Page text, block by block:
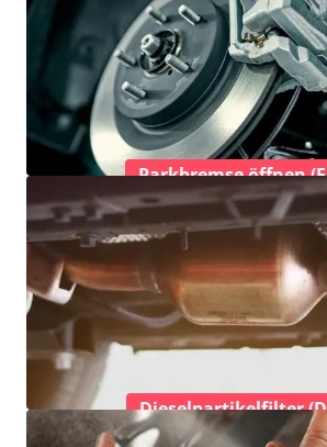
Parkbremse öffnen
Dieselpartikelfilter